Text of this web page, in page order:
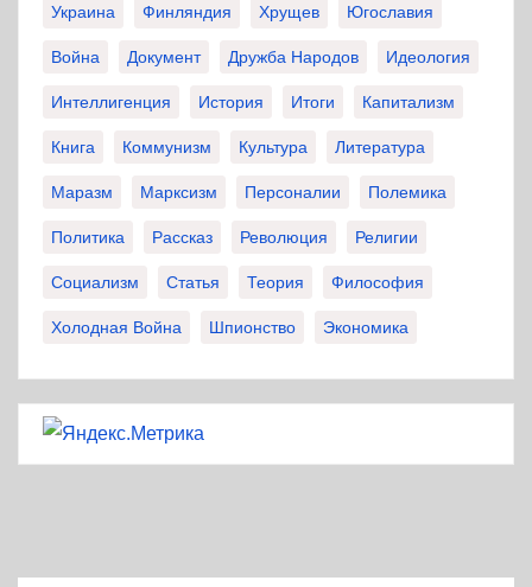
Украина Финляндия Хрущев Югославия
Война Документ Дружба Народов Идеология
Интеллигенция История Итоги Капитализм
Книга Коммунизм Культура Литература
Маразм Марксизм Персоналии Полемика
Политика Рассказ Революция Религии
Социализм Статья Теория Философия
Холодная Война Шпионство Экономика